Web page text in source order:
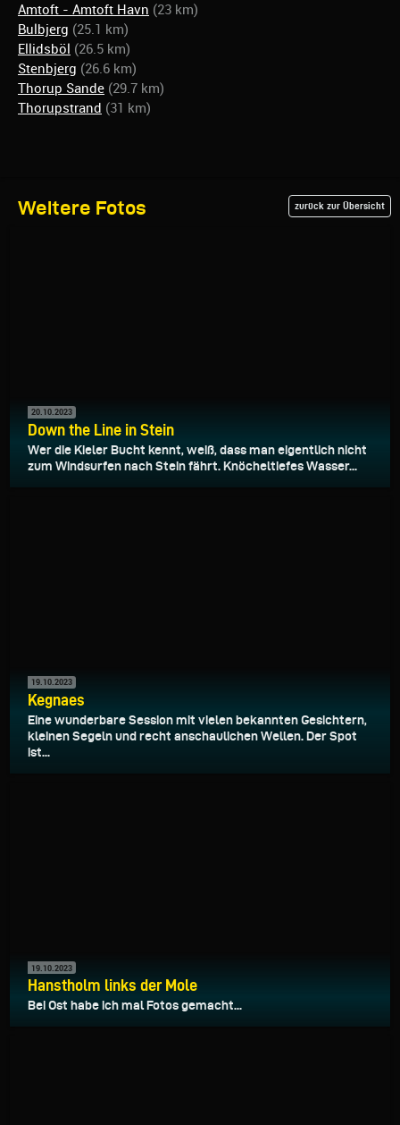
Amtoft - Amtoft Havn (23 km)
Bulbjerg (25.1 km)
Ellidsböl (26.5 km)
Stenbjerg (26.6 km)
Thorup Sande (29.7 km)
Thorupstrand (31 km)
Weitere Fotos zurück zur Übersicht
20.10.2023
Down the Line in Stein
Wer die Kieler Bucht kennt, weiß, dass man eigentlich nicht
zum Windsurfen nach Stein fährt. Knöcheltiefes Wasser...
19.10.2023
Kegnaes
Eine wunderbare Session mit vielen bekannten Gesichtern,
kleinen Segeln und recht anschaulichen Wellen. Der Spot
ist...
19.10.2023
Hanstholm links der Mole
Bei Ost habe ich mal Fotos gemacht...